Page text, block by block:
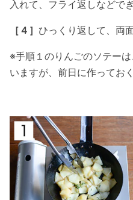
入れて、フライ返しなどで
［４］ ひっくり返して、両
※手順１のりんごのソテー
いますが、前日に作ってお